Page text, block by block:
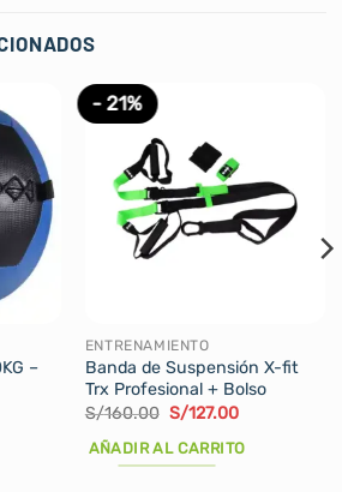
–
- 21%
ENTRENAMIENTO
Banda de Suspensión X-fit
Trx Profesional + Bolso
S/160.00 El
original
era:
S/127.00El
actual
AÑADIR AL CARRITO